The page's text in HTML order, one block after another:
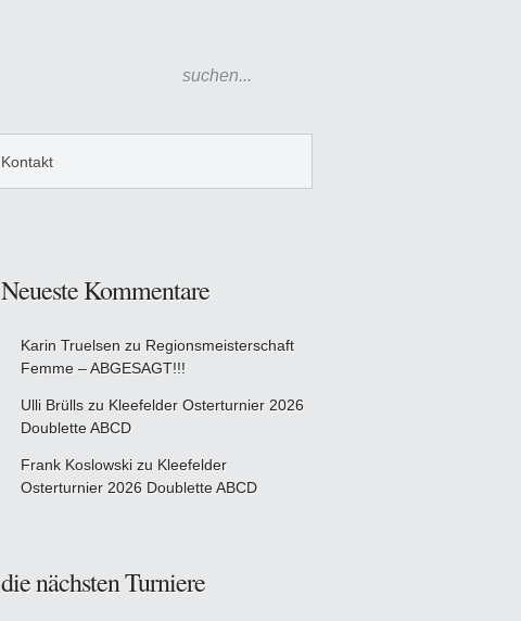
Kontakt
Neueste Kommentare
Karin Truelsen zu Regionsmeisterschaft
Femme – ABGESAGT!!!
Ulli Brülls zu Kleefelder Osterturnier 2026
Doublette ABCD
Frank Koslowski zu Kleefelder
Osterturnier 2026 Doublette ABCD
die nächsten Turniere